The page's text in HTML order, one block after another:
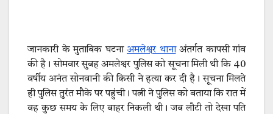
जानकारी के मुताबिक घटना अमलेश्वर थानाअंतर्गत कापसी गांव
की है। सोमवार सुबह अमलेश्वर पुलिस को सूचना मिली थी कि 40
वर्षीय अनंत सोनवानी की किसी ने हत्या कर दी है। सूचना मिलते
ही पुलिस तुरंत मौके पर पहुंची। पत्नी ने पुलिस को बताया कि रात में
वह कुछ समय के लिए बाहर निकली थी। जब लौटी तो देखा पति